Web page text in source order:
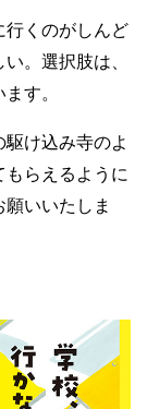
行くのがしんど
。選択肢は、
す。
け込み寺のよ
らえるように
いいたしま